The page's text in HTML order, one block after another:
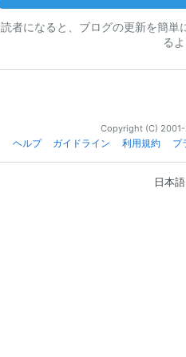
読者になると、ブログの更新を簡単
る
Copyright (C)
ヘルプ
ガイドライン 利用規約 プ
日本語